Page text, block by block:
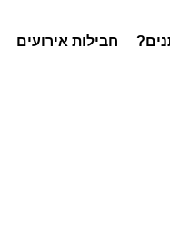
חבילות אירועים